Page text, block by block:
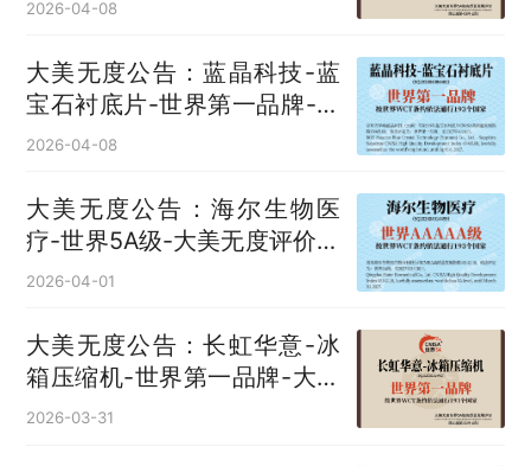
2026-04-08
大美无度公告：蓝晶科技-蓝
宝石衬底片‌-世界第一品牌-大
美无度评价通193国
2026-04-08
大美无度公告：海尔生物医
疗-世界5A级-大美无度评价通
193国
2026-04-01
大美无度公告：长虹华意-冰
箱压缩机‌-世界第一品牌-大美
无度评价通193国
2026-03-31